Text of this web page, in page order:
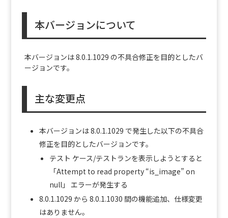
本バージョンについて
本バージョンは 8.0.1.1029 の不具合修正を目的としたバ
ージョンです。
主な変更点
本バージョンは 8.0.1.1029 で発生した以下の不具合
修正を目的としたバージョンです。
テスト ケース/テストランを表示しようとすると
「Attempt to read property “is_image” on
null」 エラーが発生する
8.0.1.1029 から 8.0.1.1030 間の機能追加、仕様変更
はありません。